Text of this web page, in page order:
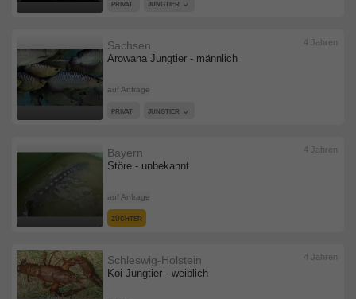
PRIVAT JUNGTIER
Arowana Jungtier - männlich
Sachsen
auf Anfrage
4 Jahren
PRIVAT JUNGTIER
Störe - unbekannt
Bayern
auf Anfrage
4 Jahren
ZÜCHTER
Koi Jungtier - weiblich
Schleswig-Holstein 4 Jahren